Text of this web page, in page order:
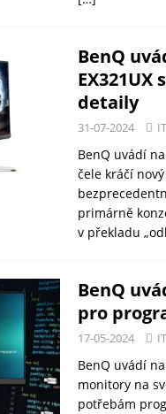
BenQ
detaily
31-07-2024
BenQ uvádí
čele kráčí
primárně
v překladu
BenQ
pro
17-05-2024
BenQ uvádí
monitory na
potřebám